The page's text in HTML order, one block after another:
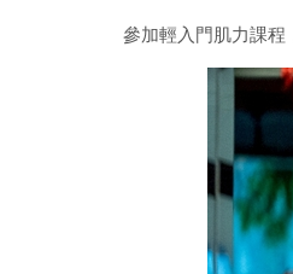
參加輕入門肌力課程